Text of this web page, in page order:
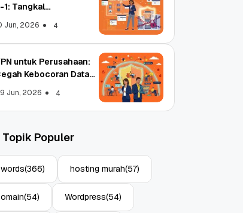
Object Storage untuk
Aplikasi: Atasi Limitasi
4
1: Tangkal
Jun, 2026 4
untuk Perusahaan:
Kebocoran Data
Jun, 2026 4
Topik Populer
(366) hosting murah(57)
(54) Wordpress(54)